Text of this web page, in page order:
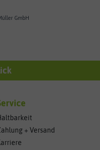
GmbH
+ Versand